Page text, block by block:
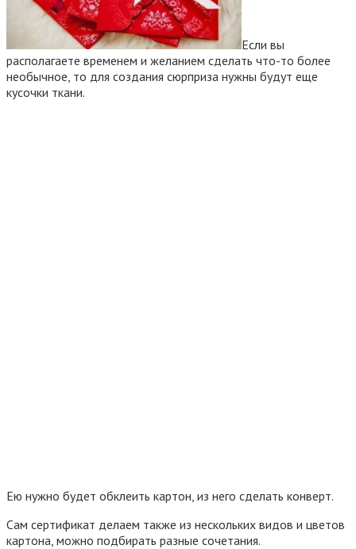
Если вы
располагаете временем и желанием сделать что-то более
необычное, то для создания сюрприза нужны будут еще
кусочки ткани.
Ею нужно будет обклеить картон, из него сделать конверт.
Сам сертификат делаем также из нескольких видов и цветов
картона, можно подбирать разные сочетания.